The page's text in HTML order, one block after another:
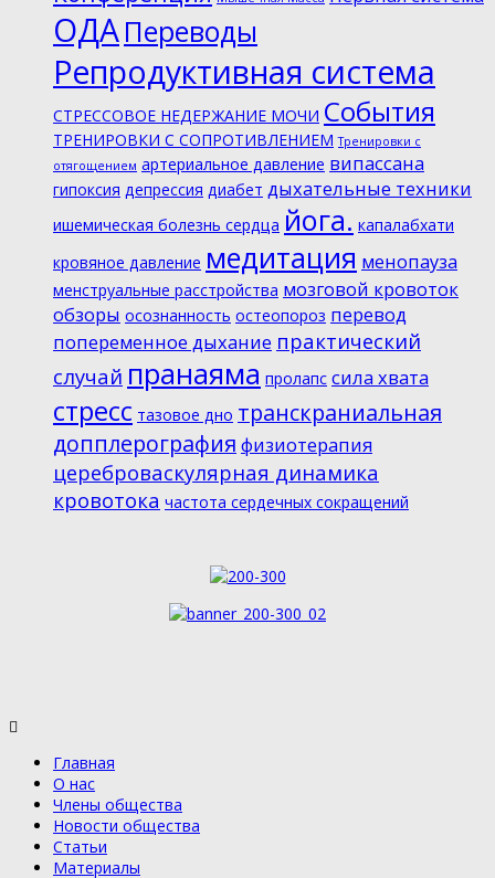
ОДАПереводы
Репродуктивная система
СТРЕССОВОЕ НЕДЕРЖАНИЕ МОЧИ События
ТРЕНИРОВКИ С СОПРОТИВЛЕНИЕМ Тренировки с
отягощением артериальное давление випассана
гипоксия депрессия диабет дыхательные техники
ишемическая болезнь сердца йога. капалабхати
кровяное давление медитация менопауза
менструальные расстройства мозговой кровоток
обзоры осознанность остеопороз перевод
попеременное дыхание практический
случай пранаяма пролапс сила хвата
стресс тазовое дно транскраниальная
допплерография физиотерапия
цереброваскулярная динамика
кровотока частота сердечных сокращений
Главная
О нас
Члены общества
Новости общества
Статьи
Материалы